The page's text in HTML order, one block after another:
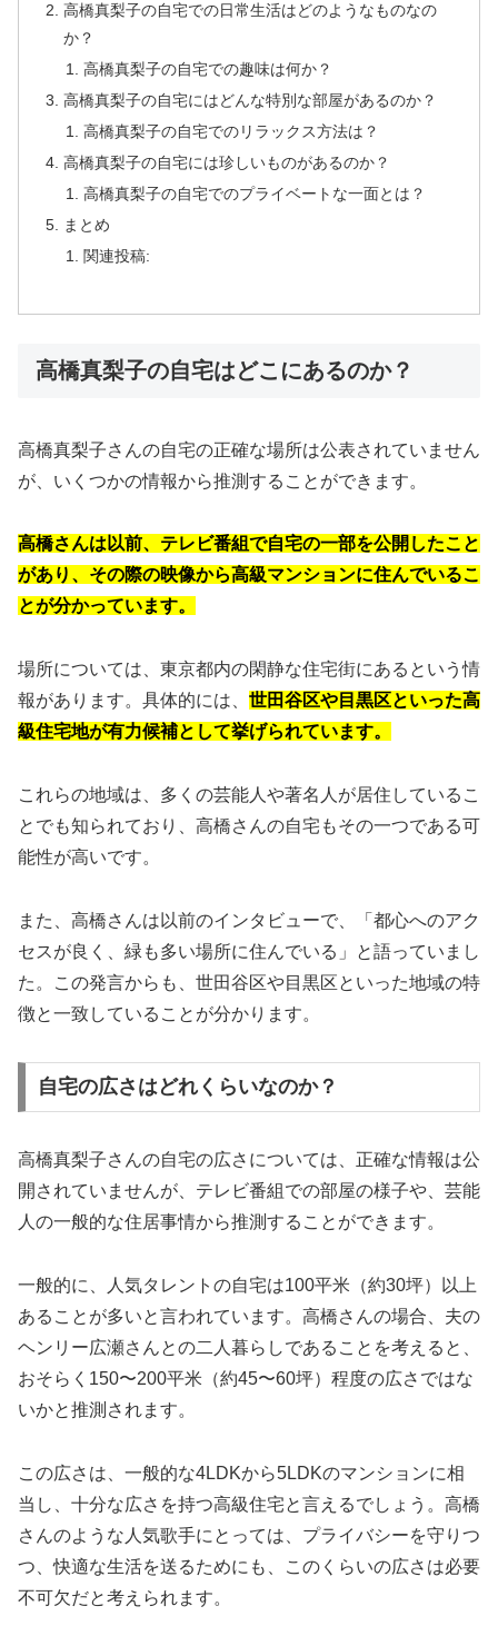
高橋真梨子の自宅での日常生活はどのようなものなの
か？
高橋真梨子の自宅での趣味は何か？
高橋真梨子の自宅にはどんな特別な部屋があるのか？
高橋真梨子の自宅でのリラックス方法は？
高橋真梨子の自宅には珍しいものがあるのか？
高橋真梨子の自宅でのプライベートな一面とは？
まとめ
関連投稿:
高橋真梨子の自宅はどこにあるのか？
高橋真梨子さんの自宅の正確な場所は公表されていません
が、いくつかの情報から推測することができます。
高橋さんは以前、テレビ番組で自宅の一部を公開したこと
があり、その際の映像から高級マンションに住んでいるこ
とが分かっています。
場所については、東京都内の閑静な住宅街にあるという情
報があります。具体的には、 世田谷区や目黒区といった高
級住宅地が有力候補として挙げられています。
これらの地域は、多くの芸能人や著名人が居住しているこ
とでも知られており、高橋さんの自宅もその一つである可
能性が高いです。
また、高橋さんは以前のインタビューで、「都心へのアク
セスが良く、緑も多い場所に住んでいる」と語っていまし
た。この発言からも、世田谷区や目黒区といった地域の特
徴と一致していることが分かります。
自宅の広さはどれくらいなのか？
高橋真梨子さんの自宅の広さについては、正確な情報は公
開されていませんが、テレビ番組での部屋の様子や、芸能
人の一般的な住居事情から推測することができます。
一般的に、人気タレントの自宅は100平米（約30坪）以上
あることが多いと言われています。高橋さんの場合、夫の
ヘンリー広瀬さんとの二人暮らしであることを考えると、
おそらく150〜200平米（約45〜60坪）程度の広さではな
いかと推測されます。
この広さは、一般的な4LDKから5LDKのマンションに相
当し、十分な広さを持つ高級住宅と言えるでしょう。高橋
さんのような人気歌手にとっては、プライバシーを守りつ
つ、快適な生活を送るためにも、このくらいの広さは必要
不可欠だと考えられます。